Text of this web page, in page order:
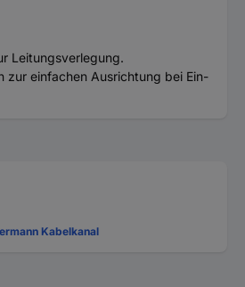
Leitungsverlegung.
zur einfachen Ausrichtung bei Ein-
Kabelkanal